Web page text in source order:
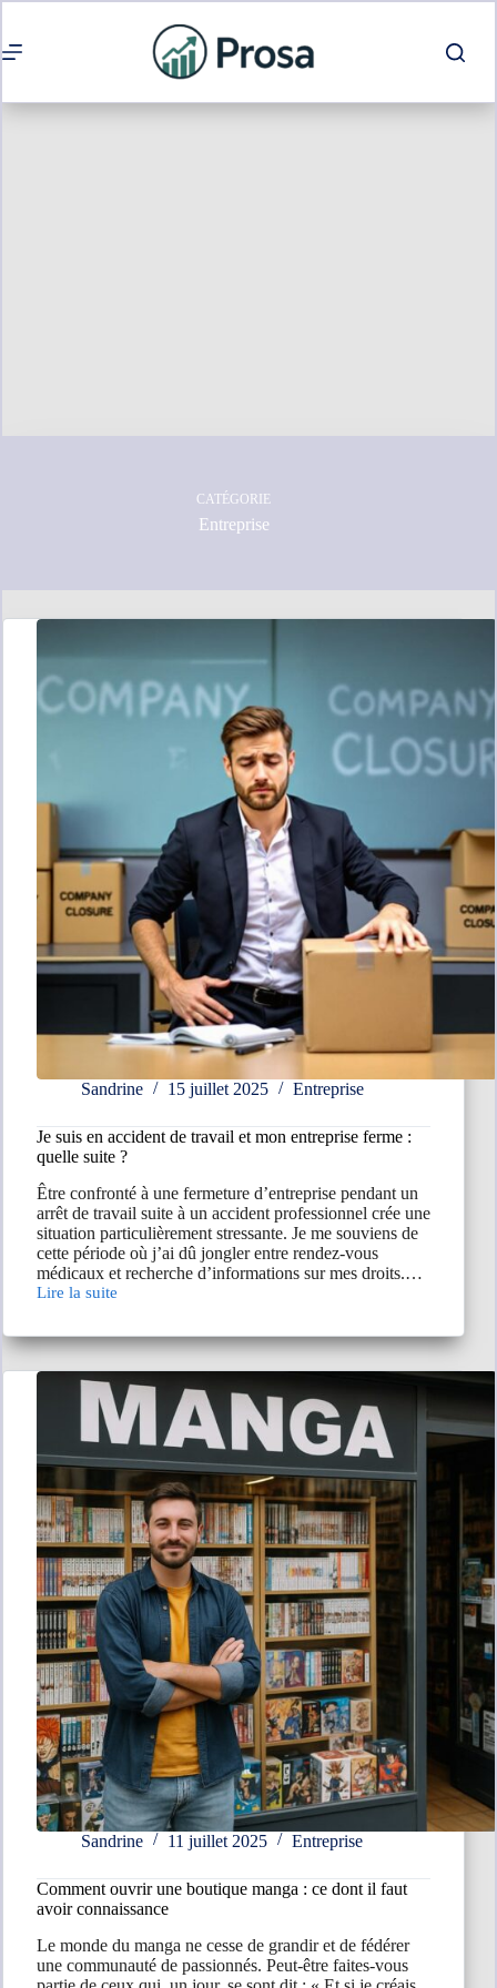
contenu
CATÉGORIE
Entreprise
Sandrine 15 juillet 2025 Entreprise
Je suis en accident de travail et mon entreprise ferme :
quelle suite ?
Être confronté à une fermeture d’entreprise pendant un
arrêt de travail suite à un accident professionnel crée une
situation particulièrement stressante. Je me souviens de
cette période où j’ai dû jongler entre rendez-vous
médicaux et recherche d’informations sur mes droits.…
Lire la suite
Je
en
accident
de
entreprise
ferme
:
quelle
suite
?
Sandrine 11 juillet 2025 Entreprise
Comment ouvrir une boutique manga : ce dont il faut
avoir connaissance
Le monde du manga ne cesse de grandir et de fédérer
une communauté de passionnés. Peut-être faites-vous